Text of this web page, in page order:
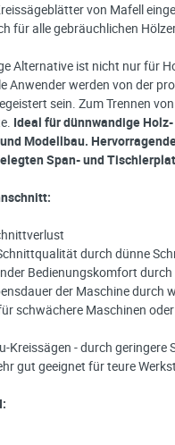
von Mafell
für alle gebräuchlichen
Alternative ist nicht nur für
Anwender werden von der
sein. Zum Trennen
Ideal für dünnwandige
Modellbau.
Span- und
durch dünne
Bedienungskomfort
der Maschine durch
schwächere Maschinen
Kreissägen - durch
gut geeignet für teure